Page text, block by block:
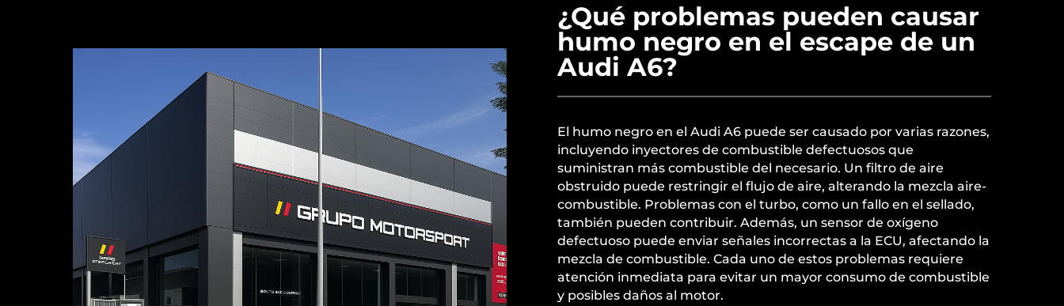
¿Qué problemas pueden causar
humo negro en el escape de un
Audi A6?
El humo negro en el Audi A6 puede ser causado por varias razones,
incluyendo inyectores de combustible defectuosos que
suministran más combustible del necesario. Un filtro de aire
obstruido puede restringir el flujo de aire, alterando la mezcla aire-
combustible. Problemas con el turbo, como un fallo en el sellado,
también pueden contribuir. Además, un sensor de oxígeno
defectuoso puede enviar señales incorrectas a la ECU, afectando la
mezcla de combustible. Cada uno de estos problemas requiere
atención inmediata para evitar un mayor consumo de combustible
y posibles daños al motor.